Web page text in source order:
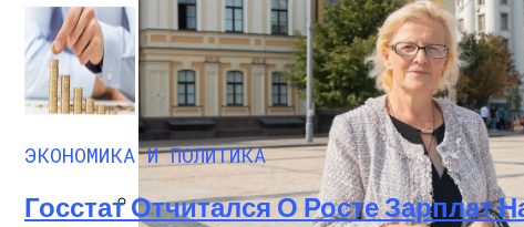
ЭКОНОМИКА И ПОЛИТИКА
Госстат Отчитался О Росте Зарплат